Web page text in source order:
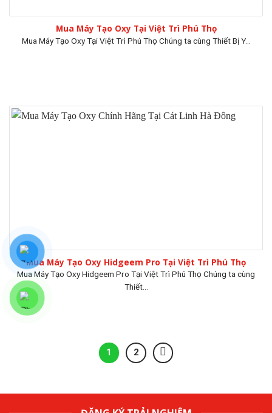
Mua Máy Tạo Oxy Tại Việt Trì Phú Thọ
Mua Máy Tạo Oxy Tại Việt Trì Phú Thọ Chúng ta cùng Thiết Bị Y...
Mua Máy Tạo Oxy Hidgeem Pro Tại Việt Trì Phú Thọ
Mua Máy Tạo Oxy Hidgeem Pro Tại Việt Trì Phú Thọ Chúng ta cùng
Thiết...
1 2